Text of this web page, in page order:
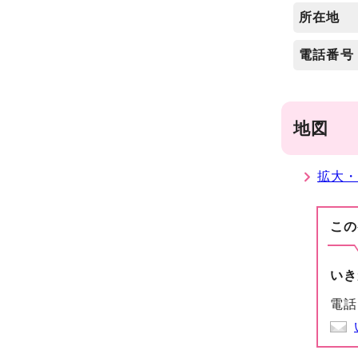
所在地
電話番号
地図
拡大
こ
い
電